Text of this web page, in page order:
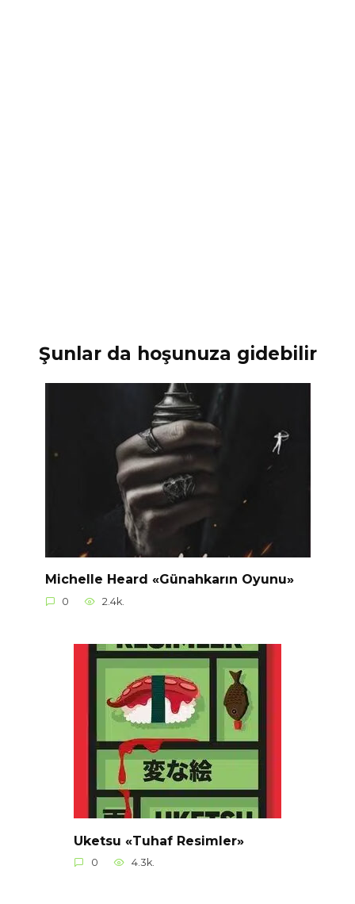
Şunlar da hoşunuza gidebilir
Michelle Heard «Günahkarın Oyunu»
0 2.4k.
Uketsu «Tuhaf Resimler»
0 4.3k.